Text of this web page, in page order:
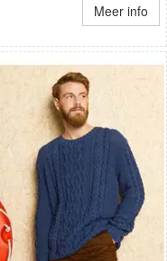
Meer info